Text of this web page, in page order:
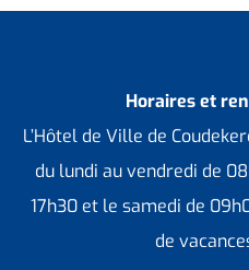
Horaires et
L’Hôtel de Ville de
du lundi au vendredi de
17h30 et le samedi de
de